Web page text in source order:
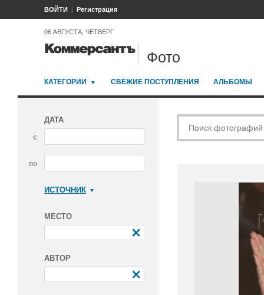
ВОЙТИ Регистрация
06 АВГУСТА, ЧЕТВЕРГ
Фото
КАТЕГОРИИ СВЕЖИЕ ПОСТУПЛЕНИЯ АЛЬБОМЫ
ДАТА
с
по
ИСТОЧНИК
МЕСТО
АВТОР